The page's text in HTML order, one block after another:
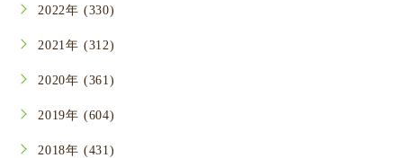
2022年 (330)
2021年 (312)
2020年 (361)
2019年 (604)
2018年 (431)